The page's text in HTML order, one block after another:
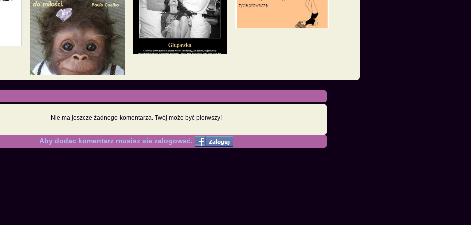
Nie ma jeszcze żadnego komentarza. Twój może być pierwszy!
Aby dodac komentarz musisz sie zalogować.